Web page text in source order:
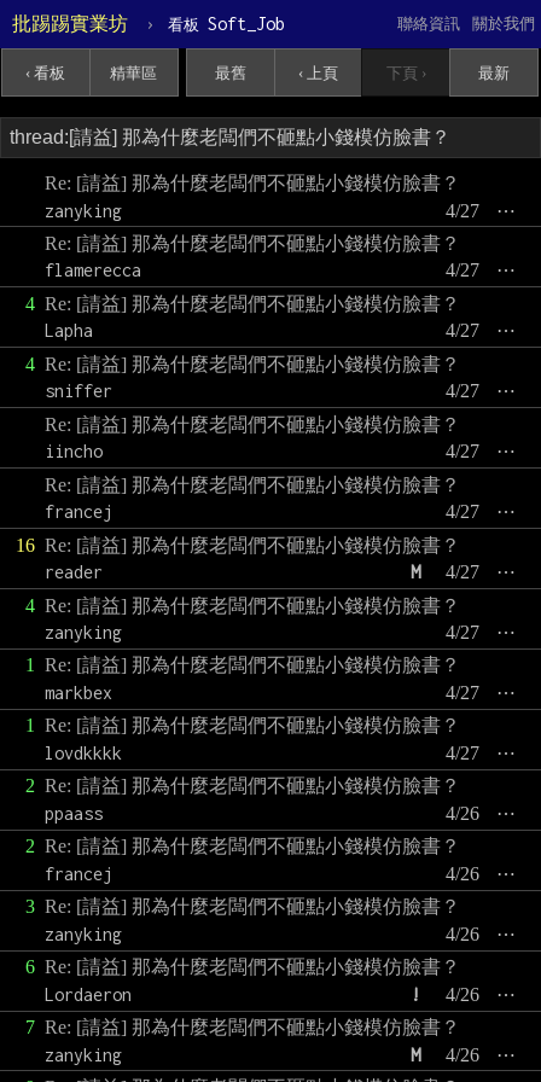
批踢踢實業坊 › 看板 Soft_Job 關於我們
聯絡資訊
‹ 看板 精華區 最舊 ‹ 上頁 下頁 › 最新
Re: [請益] 那為什麼老闆們不砸點小錢模仿臉書？
zanyking
⋯
4/27
Re: [請益] 那為什麼老闆們不砸點小錢模仿臉書？
flamerecca
⋯
4/27
4 Re: [請益] 那為什麼老闆們不砸點小錢模仿臉書？
Lapha
⋯
4/27
4 Re: [請益] 那為什麼老闆們不砸點小錢模仿臉書？
sniffer
⋯
4/27
Re: [請益] 那為什麼老闆們不砸點小錢模仿臉書？
iincho
⋯
4/27
Re: [請益] 那為什麼老闆們不砸點小錢模仿臉書？
francej
⋯
4/27
16 Re: [請益] 那為什麼老闆們不砸點小錢模仿臉書？
reader
⋯
4/27
M
4 Re: [請益] 那為什麼老闆們不砸點小錢模仿臉書？
zanyking
⋯
4/27
1 Re: [請益] 那為什麼老闆們不砸點小錢模仿臉書？
markbex
⋯
4/27
1 Re: [請益] 那為什麼老闆們不砸點小錢模仿臉書？
lovdkkkk
⋯
4/27
2 Re: [請益] 那為什麼老闆們不砸點小錢模仿臉書？
ppaass
⋯
4/26
2 Re: [請益] 那為什麼老闆們不砸點小錢模仿臉書？
francej
⋯
4/26
3 Re: [請益] 那為什麼老闆們不砸點小錢模仿臉書？
zanyking
⋯
4/26
6 Re: [請益] 那為什麼老闆們不砸點小錢模仿臉書？
Lordaeron
⋯
4/26
!
7 Re: [請益] 那為什麼老闆們不砸點小錢模仿臉書？
zanyking
⋯
4/26
M